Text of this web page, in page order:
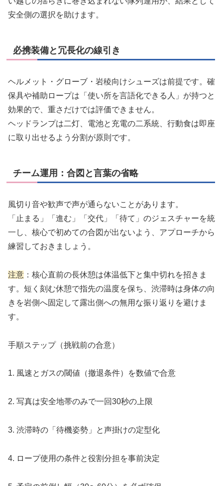
安全側の選択を助けます。
必携装備と冗長化の線引き
ヘルメット・グローブ・岩稜向けシューズは前提です。確
保具や補助ロープは「使い所を言語化できる人」が持つと
効果的で、重さだけでは評価できません。
ヘッドランプは二灯、電池と充電の二系統、行動食は即座
に取り出せるよう分割が原則です。
チーム運用：合図と言葉の省略
風切り音や歓声で声が通らないことがあります。
「止まる」「進む」「交代」「待て」のジェスチャーを統
一し、核心で初めての合図が出ないよう、アプローチから
練習しておきましょう。
注意 ：核心直前の長休憩は体温低下と集中切れを招きま
す。短く刻む休憩で指先の温度を保ち、渋滞時は身体の向
きを岩側へ固定して露出側への無用な振り返りを避けま
す。
手順ステップ（挑戦前の合意）
1. 風速とガスの閾値（撤退条件）を数値で合意
2. 写真は安全地帯のみで一回30秒の上限
3. 渋滞時の「待機姿勢」と声掛けの定型化
4. ロープ使用の条件と役割分担を事前決定